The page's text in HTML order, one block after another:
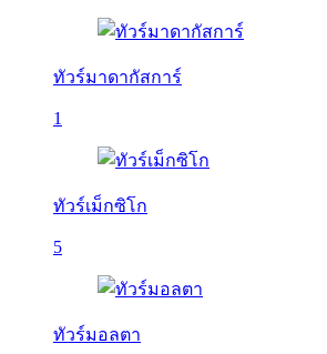
ทัวร์มาดากัสการ์
1
ทัวร์เม็กซิโก
5
ทัวร์มอลตา